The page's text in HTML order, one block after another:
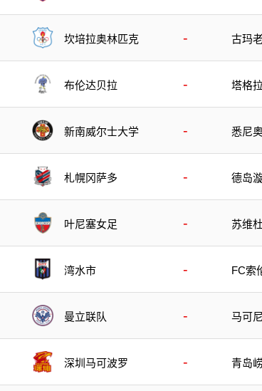
坎培拉奥林匹克 - 古玛
布伦达贝拉 - 塔格
新南威尔士大学 - 悉尼
札幌冈萨多 - 德岛
叶尼塞女足 - 苏维
湾水市 - FC索
曼立联队 - 马可尼
深圳马可波罗 - 青岛